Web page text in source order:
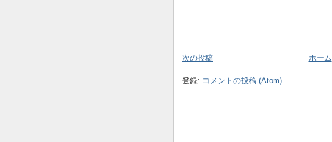
次の投稿 ホーム
登録: コメントの投稿 (Atom)